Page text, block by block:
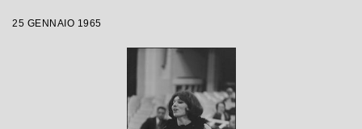
25 GENNAIO 1965